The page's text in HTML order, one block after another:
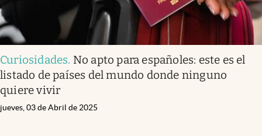
Curiosidades. No apto para españoles: este es el
listado de países del mundo donde ninguno
quiere vivir
jueves, 03 de Abril de 2025